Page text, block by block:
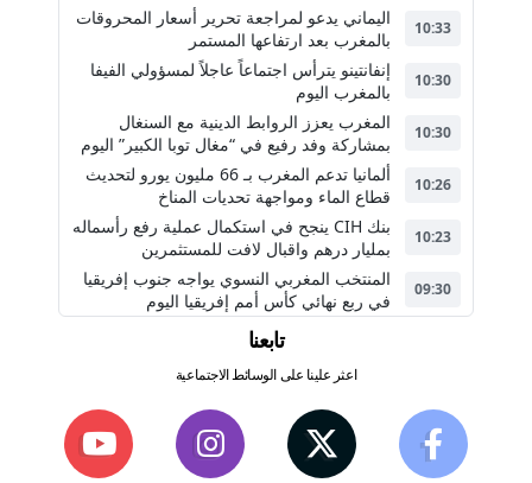
10:33
اليماني يدعو لمراجعة تحرير أسعار المحروقات
بالمغرب بعد ارتفاعها المستمر
10:30
إنفانتينو يترأس اجتماعاً عاجلاً لمسؤولي الفيفا
بالمغرب اليوم
10:30
المغرب يعزز الروابط الدينية مع السنغال
بمشاركة وفد رفيع في “مغال توبا الكبير” اليوم
10:26
ألمانيا تدعم المغرب بـ 66 مليون يورو لتحديث
قطاع الماء ومواجهة تحديات المناخ
10:23
بنك CIH ينجح في استكمال عملية رفع رأسماله
بمليار درهم واقبال لافت للمستثمرين
09:30
المنتخب المغربي النسوي يواجه جنوب إفريقيا
في ربع نهائي كأس أمم إفريقيا اليوم
تابعنا
اعثر علينا على الوسائط الاجتماعية